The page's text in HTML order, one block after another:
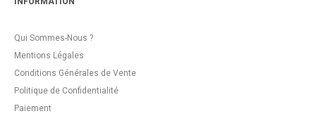
Qui Sommes-Nous ?
Mentions Légales
Conditions Générales de Vente
Politique de Confidentialité
Paiement